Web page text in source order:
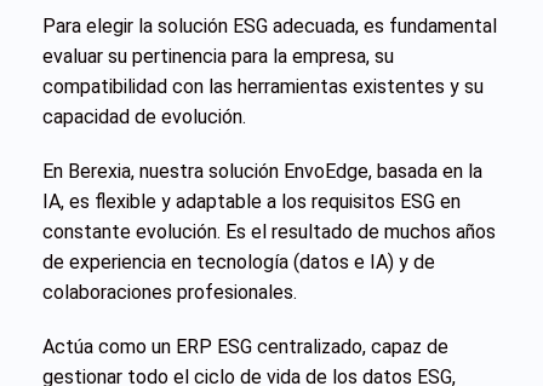
Para elegir la solución ESG adecuada, es fundamental
evaluar su pertinencia para la empresa, su
compatibilidad con las herramientas existentes y su
capacidad de evolución.
En Berexia, nuestra solución EnvoEdge, basada en la
IA, es flexible y adaptable a los requisitos ESG en
constante evolución. Es el resultado de muchos años
de experiencia en tecnología (datos e IA) y de
colaboraciones profesionales.
Actúa como un ERP ESG centralizado, capaz de
gestionar todo el ciclo de vida de los datos ESG,